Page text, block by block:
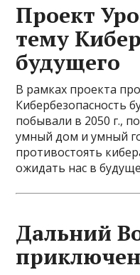
Проект
тему
будущего
В рамках проекта
Кибербезопасность
побывали в 2050 г.,
умный дом и умный
противостоять
ожидать нас в
Дальний